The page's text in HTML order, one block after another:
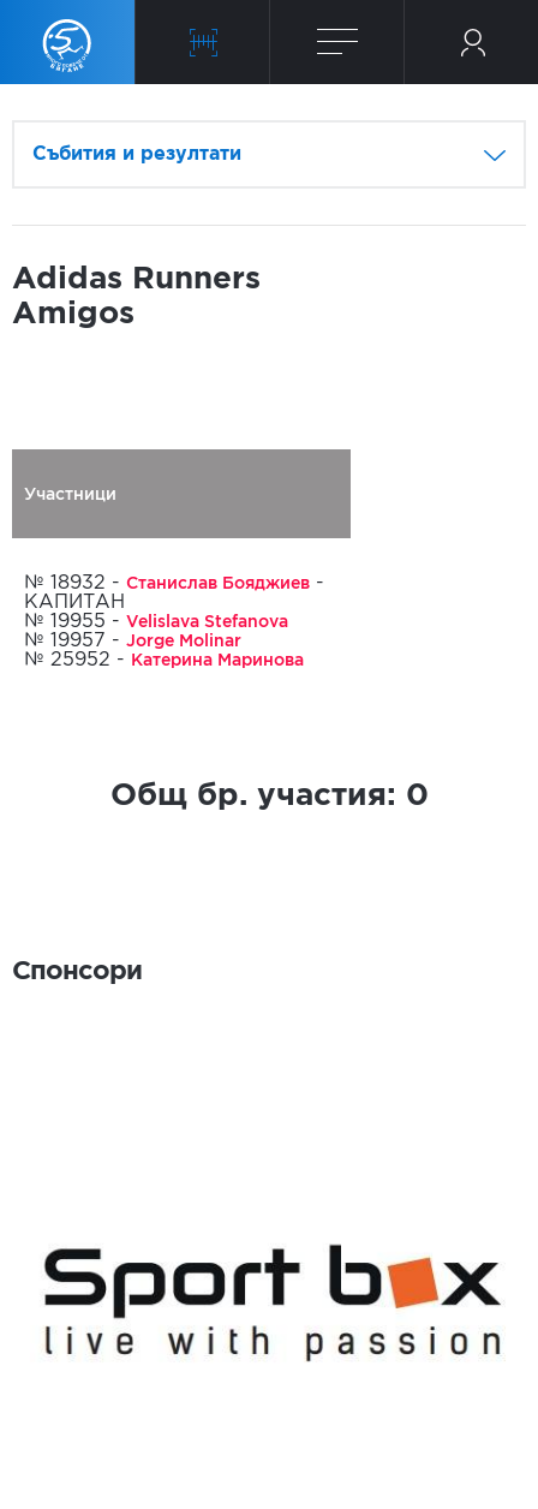
Събития и резултати
Adidas Runners
Amigos
Участници
№ 18932 - Станислав Бояджиев -
КАПИТАН
№ 19955 - Velislava Stefanova
№ 19957 - Jorge Molinar
№ 25952 - Катерина Маринова
Общ бр. участия: 0
Спонсори